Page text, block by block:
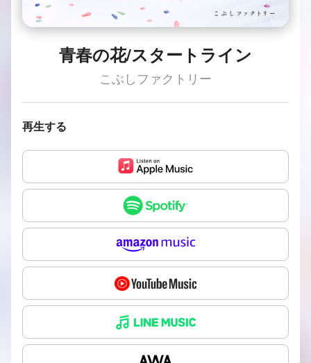
青春の花/スタートライン
こぶしファクトリー
再生する